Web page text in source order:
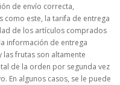
de envío correcta,
como este, la tarifa de entrega
de los artículos comprados
información de entrega
frutas son altamente
de la orden por segunda vez
En algunos casos, se le puede